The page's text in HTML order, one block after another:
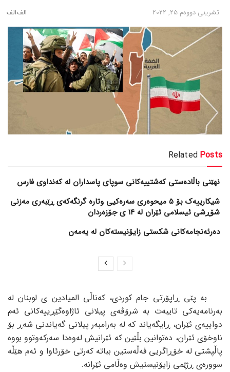
تشرینی دووه‌م 25, 2022
Related Posts
نهێنی باڵادەستی کەشتییەکانی سوپای پاسداران لە کەنداوی فارس
شیکارییەک بۆ 5 میحوەری سەرەکیی وتارە گرنگەکەی ڕێبەری مەزنی
شۆڕشی ئیسلامی ئێران لە 14 ی جۆزەردان
دەرئەنجامەکانی شکستی زایۆنیستەکان لە یەمەن
بە پێی ڕاپۆرتی جام کوردی، کەناڵی المیادین ی لوبنان لە
بەرنامەیەکی تایبەت بە شرۆڤەی پیلانی ئاژاوەگێڕییەکانی ئەم
دواییەی ئێران، ڕایگەیاند کە لە بەرامبەر پیلانی گەیاندنی شەڕ بۆ
ناوخۆی ئێران، دەتوانین بڵێین کە ئێرانیش لەوەدا سەرکەوتوو بووە
پاڵپشتی لە خۆڕاگریی فەڵەستین بباتە کەرتی خۆرئاوا و ئەم هێڵە
سوورەی ڕژێمی زایۆنیستیش وەڵامی ئێرانە.